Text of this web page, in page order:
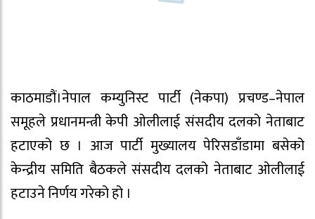
काठमाडौं।नेपाल कम्युनिस्ट पार्टी (नेकपा) प्रचण्ड–नेपाल
समूहले प्रधानमन्त्री केपी ओलीलाई संसदीय दलको नेताबाट
हटाएको छ । आज पार्टी मुख्यालय पेरिसडाँडामा बसेको
केन्द्रीय समिति बैठकले संसदीय दलको नेताबाट ओलीलाई
हटाउने निर्णय गरेको हो ।